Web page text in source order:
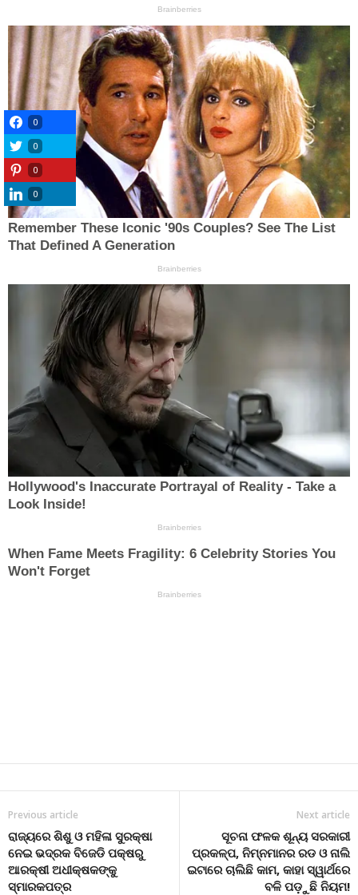
Previous article
ରାଜ୍ୟରେ ଶିଶୁ ଓ ମହିଳା ସୁରକ୍ଷା
ନେଇ ଭଦ୍ରକ ବିଜେଡି ପକ୍ଷରୁ
ଆରକ୍ଷୀ ଅଧୀକ୍ଷକଙ୍କୁ
ସ୍ମାରକପତ୍ର
Next article
ସୂଚନା ଫଳକ ଶୂନ୍ୟ ସରକାରୀ
ପ୍ରକଳ୍ପ, ନିମ୍ନମାନର ରଡ ଓ ନାଲି
ଇଟାରେ ଚାଲିଛି କାମ, କାହା ସ୍ୱାର୍ଥରେ
ବଳି ପଡ଼ୁଛି ନିୟମ!
0
0
0
0